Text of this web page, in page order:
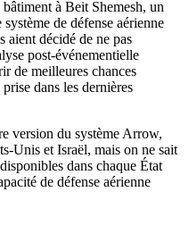
à Beit Shemesh, un
de défense aérienne
aient décidé de ne pas
post-événementielle
de meilleures chances
dans les dernières
version du système Arrow,
Unis et Israël, mais on ne sait
dans chaque État
de défense aérienne